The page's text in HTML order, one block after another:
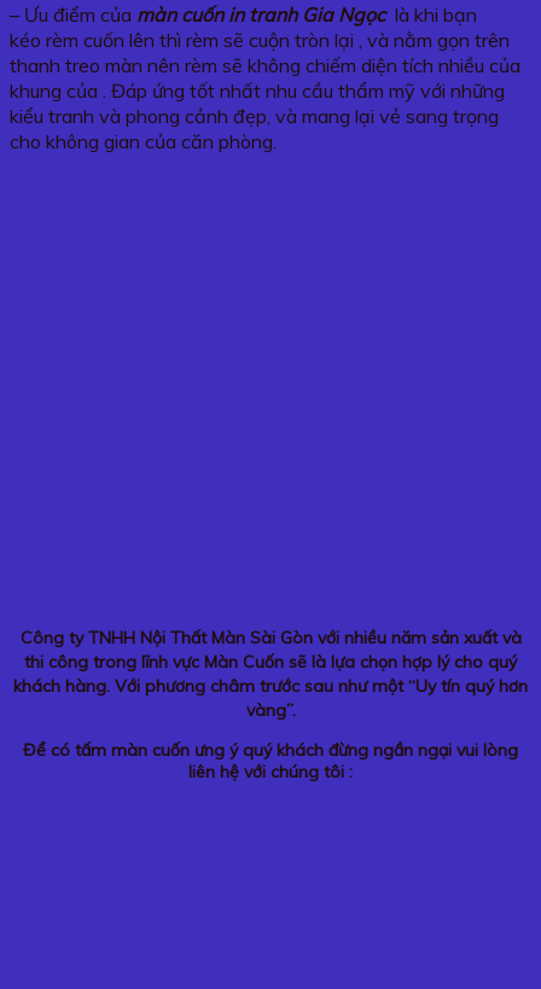
– Ưu điểm của màn cuốn in tranh Gia Ngọclà khi bạn
kéo rèm cuốn lên thì rèm sẽ cuộn tròn lại , và nằm gọn trên
thanh treo màn nên rèm sẽ không chiếm diện tích nhiều của
khung của . Đáp ứng tốt nhất nhu cầu thẩm mỹ với những
kiểu tranh và phong cảnh đẹp, và mang lại vẻ sang trọng
cho không gian của căn phòng.
Công ty TNHH Nội Thất Màn Sài Gòn với nhiều năm sản xuất và
thi công trong lĩnh vực Màn Cuốn sẽ là lựa chọn hợp lý cho quý
khách hàng. Với phương châm trước sau như một “Uy tín quý hơn
vàng”.
Để có tấm màn cuốn ưng ý quý khách đừng ngần ngại vui lòng
liên hệ với chúng tôi :